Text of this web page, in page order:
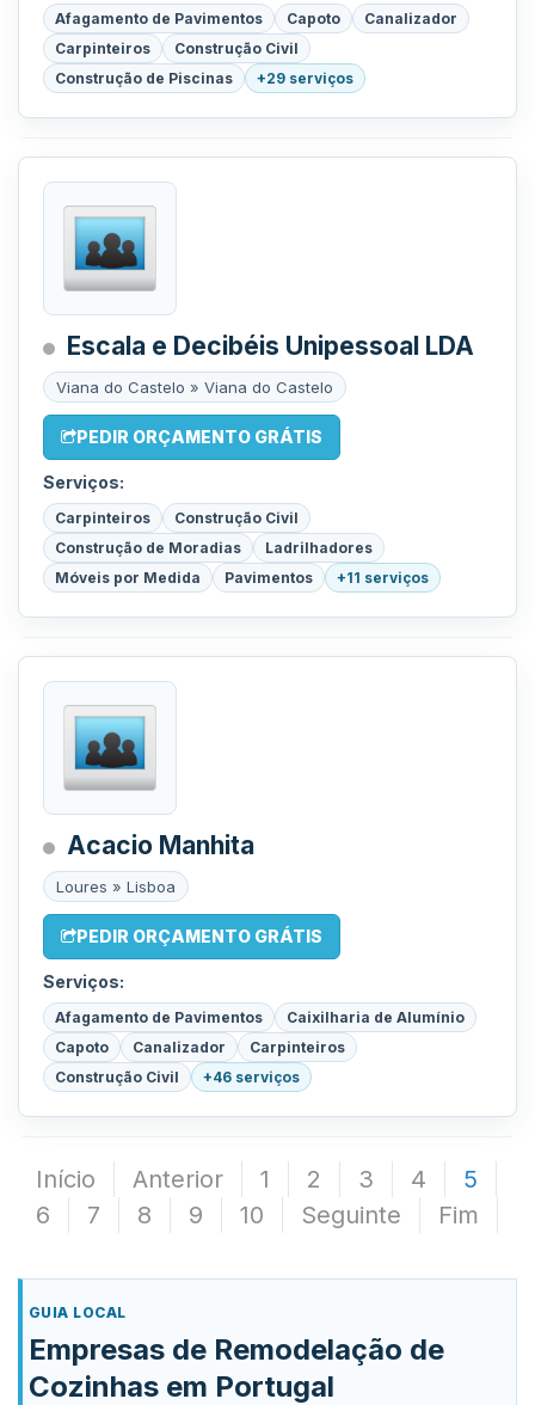
Afagamento de Pavimentos Capoto
Canalizador
Carpinteiros
Construção Civil
Construção de Piscinas
+29 serviços
Escala e Decibéis Unipessoal LDA
Viana do Castelo » Viana do Castelo
PEDIR ORÇAMENTO GRÁTIS
Serviços:
Carpinteiros
Construção Civil
Construção de Moradias
Ladrilhadores
Móveis por Medida
Pavimentos +11 serviços
Acacio Manhita
Loures » Lisboa
PEDIR ORÇAMENTO GRÁTIS
Serviços:
Afagamento de Pavimentos
Caixilharia de Alumínio
Capoto
Canalizador
Carpinteiros
Construção Civil
+46 serviços
Início Anterior 1 2 3 4
5
6
7 8 9 10 Seguinte Fim
GUIA LOCAL
Empresas de Remodelação de
Cozinhas em Portugal